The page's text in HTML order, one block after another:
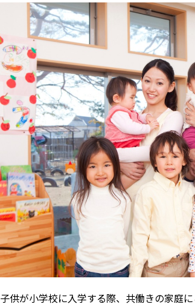
子供が小学校に入学する際、共働きの家庭